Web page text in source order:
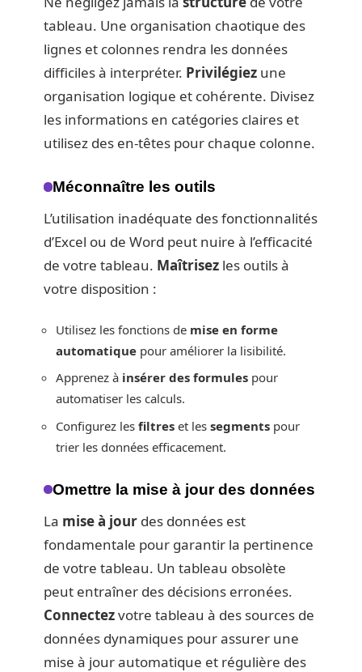
tableau. Une organisation chaotique des
lignes et colonnes rendra les données
difficiles à interpréter. Privilégiez une
organisation logique et cohérente. Divisez
les informations en catégories claires et
utilisez des en-têtes pour chaque colonne.
Méconnaître les outils
L’utilisation inadéquate des fonctionnalités
d’Excel ou de Word peut nuire à l’efficacité
de votre tableau. Maîtrisez les outils à
votre disposition :
Utilisez les fonctions de mise en forme
automatique pour améliorer la lisibilité.
Apprenez à insérer des formules pour
automatiser les calculs.
Configurez les filtres et les segments pour
trier les données efficacement.
Omettre la mise à jour des données
La mise à jour des données est
fondamentale pour garantir la pertinence
de votre tableau. Un tableau obsolète
peut entraîner des décisions erronées.
Connectezvotre tableau à des sources de
données dynamiques pour assurer une
mise à jour automatique et régulière des